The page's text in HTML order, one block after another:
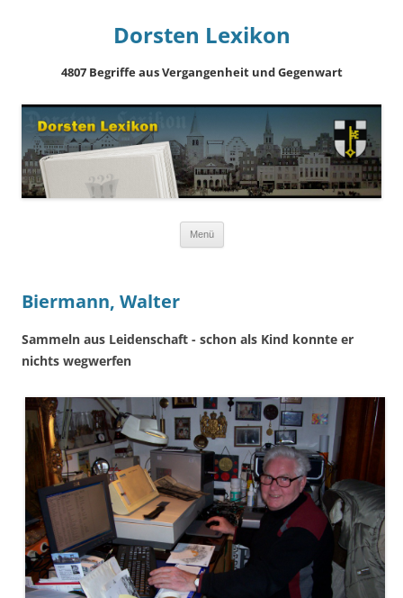
Dorsten Lexikon
4807 Begriffe aus Vergangenheit und Gegenwart
Menü
Biermann, Walter
Sammeln aus Leidenschaft - schon als Kind konnte er
nichts wegwerfen